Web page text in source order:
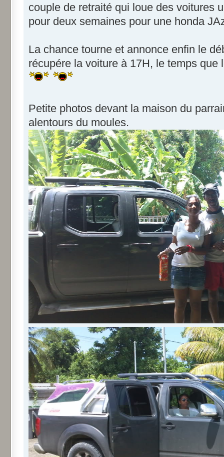
couple de retraité qui loue des voitures
pour deux semaines pour une honda
La chance tourne et annonce enfin le
récupére la voiture à 17H, le temps que
Petite photos devant la maison du
alentours du moules.